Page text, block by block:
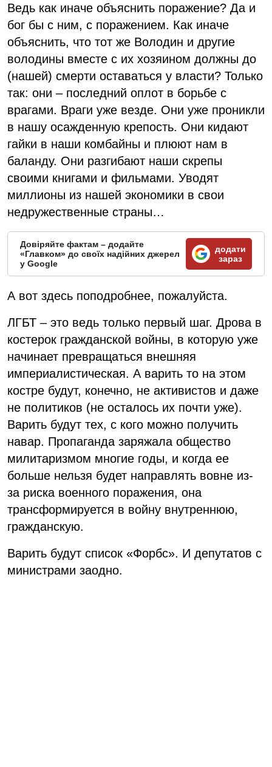
Ведь как иначе объяснить поражение? Да и
бог бы с ним, с поражением. Как иначе
объяснить, что тот же Володин и другие
володины вместе с их хозяином должны до
(нашей) смерти оставаться у власти? Только
так: они – последний оплот в борьбе с
врагами. Враги уже везде. Они уже проникли
в нашу осажденную крепость. Они кидают
гайки в наши комбайны и плюют нам в
баланду. Они разгибают наши скрепы
своими книгами и фильмами. Уводят
миллионы из нашей экономики в свои
недружественные страны…
Довіряйте фактам – додайте
«Главком» до своїх надійних джерел
у Google
додати
зараз
А вот здесь поподробнее, пожалуйста.
ЛГБТ – это ведь только первый шаг. Дрова в
костерок гражданской войны, в которую уже
начинает превращаться внешняя
империалистическая. А варить то на этом
костре будут, конечно, не активистов и даже
не политиков (не осталось их почти уже).
Варить будут тех, с кого можно получить
навар. Пропаганда заряжала общество
милитаризмом многие годы, и когда ее
больше нельзя будет направлять вовне из-
за риска военного поражения, она
трансформируется в войну внутреннюю,
гражданскую.
Варить будут список «Форбс». И депутатов с
министрами заодно.